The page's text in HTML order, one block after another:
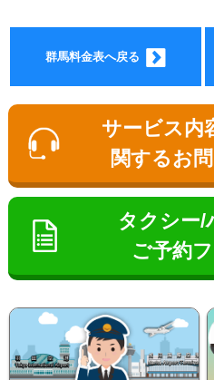
お
群馬料金表へ戻る
サービス内
関するお
タクシー/
ご予約